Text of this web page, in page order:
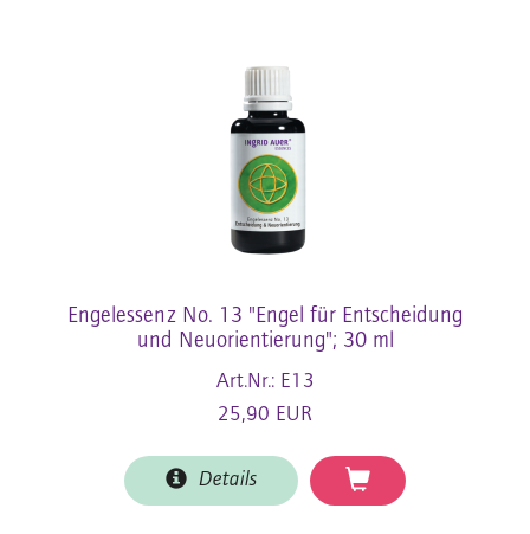
Engelessenz No. 13 "Engel für Entscheidung
und Neuorientierung"; 30 ml
Art.Nr.: E13
25,90 EUR
Details